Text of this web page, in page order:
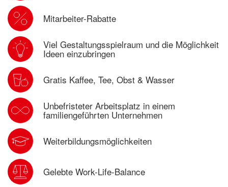
Mitarbeiter-Rabatte
Viel Gestaltungsspielraum und die Möglichkeit
Ideen einzubringen
Gratis Kaffee, Tee, Obst & Wasser
Unbefristeter Arbeitsplatz in einem
familiengeführten Unternehmen
Weiterbildungsmöglichkeiten
Gelebte Work-Life-Balance